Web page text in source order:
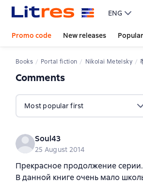
ENG
Promo code New releases Popular
Books Portal fiction Nikolai Metelsky
Comments
Most popular first
Soul43
25 August 2014
Прекрасное продолжение
В данной книге очень мало